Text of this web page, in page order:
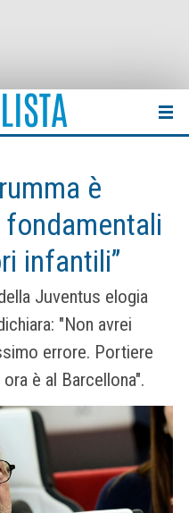
è
infantili”
Juventus elogia
"Non avrei
errore. Portiere
è al Barcellona".